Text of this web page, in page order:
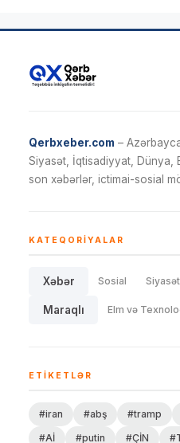
Qerbxeber.com –
Siyasət, İqtisadiyyat, Dünya,
son xəbərlər, ictimai-sosial
KATEQORIYALAR
Xəbər Sosial Siyasət
Maraqlı Elm və
ETIKETLƏR
#iran #abş #tramp
#Aİ
#putin #ÇİN